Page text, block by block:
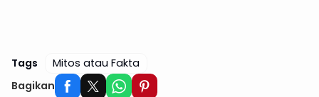
Tags
Mitos atau Fakta
Bagikan